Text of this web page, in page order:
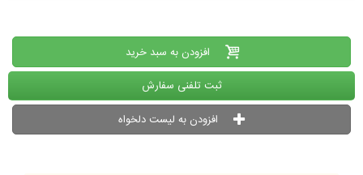
افزودن به سبد خرید
ثبت تلفنی سفارش
افزودن به لیست دلخواه